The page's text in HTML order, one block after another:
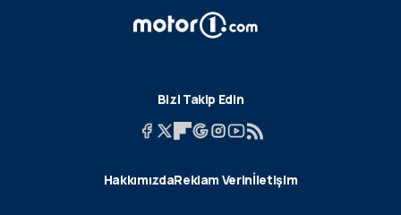
Bizi Takip Edin
HakkımızdaReklam Verinİletişim